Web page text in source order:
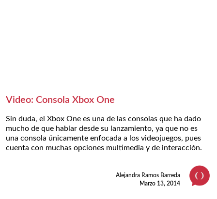
Video: Consola Xbox One
Sin duda, el Xbox One es una de las consolas que ha dado
mucho de que hablar desde su lanzamiento, ya que no es
una consola únicamente enfocada a los videojuegos, pues
cuenta con muchas opciones multimedia y de interacción.
Alejandra Ramos Barreda
Marzo 13, 2014